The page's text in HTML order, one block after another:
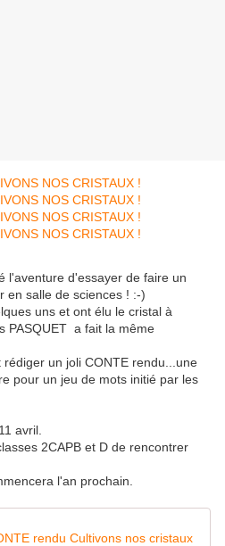
l'aventure d'essayer de faire un
en salle de sciences ! :-)
uns et ont élu le cristal à
PASQUET a fait la même
un joli CONTE rendu...une
pour un jeu de mots initié par les
avril.
2CAPB et D de rencontrer
l'an prochain.
rendu Cultivons nos cristaux